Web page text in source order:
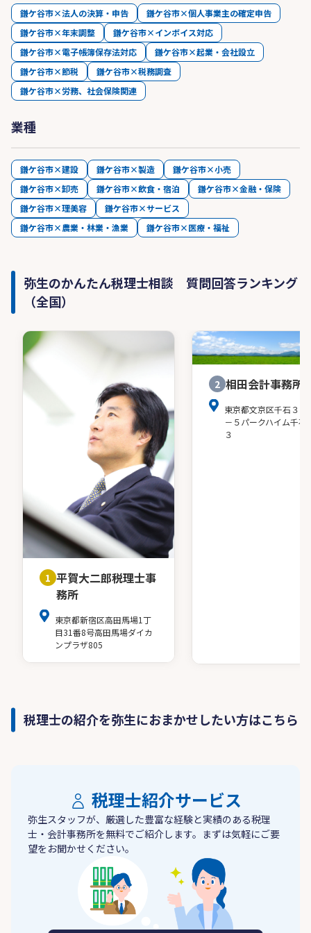
鎌ケ谷市×法人の決算・申告
鎌ケ谷市×個人事業主の確定申告
鎌ケ谷市×年末調整
鎌ケ谷市×インボイス対応
鎌ケ谷市×電子帳簿保存法対応
鎌ケ谷市×起業・会社設立
鎌ケ谷市×節税
鎌ケ谷市×税務調査
鎌ケ谷市×労務、社会保険関連
業種
鎌ケ谷市×建設 鎌ケ谷市×製造
鎌ケ谷市×小売
鎌ケ谷市×卸売
鎌ケ谷市×飲食・宿泊
鎌ケ谷市×金融・保険
鎌ケ谷市×理美容
鎌ケ谷市×サービス
鎌ケ谷市×農業・林業・漁業
鎌ケ谷市×医療・福祉
弥生のかんたん税理士相談 質問回答ランキング
（全国）
1 平賀大二郎税理士事
務所
東京都新宿区高田馬場1丁
目31番8号高田馬場ダイカ
ンプラザ805
2 相田会計事務所
東京都文京区千石３－
－５パークハイム千石
３
税理士の紹介を弥生におまかせしたい方はこちら
税理士紹介サービス
弥生スタッフが、厳選した豊富な経験と実績のある税理
士・会計事務所を無料でご紹介します。まずは気軽にご要
望をお聞かせください。